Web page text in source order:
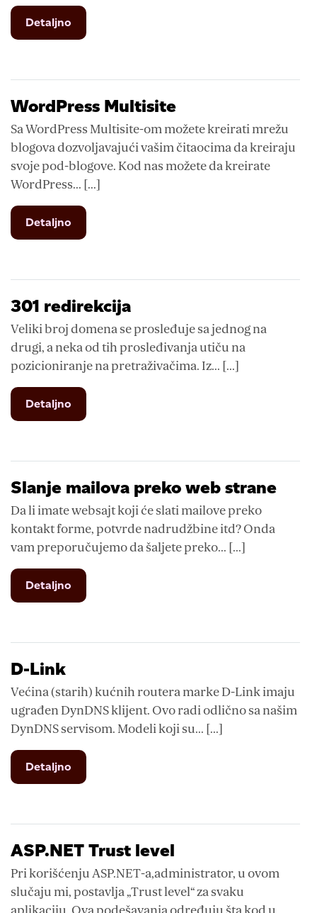
Detaljno
Promena
WordPress Multisite
Sa WordPress Multisite-om možete kreirati mrežu
blogova dozvoljavajući vašim čitaocima da kreiraju
svoje pod-blogove. Kod nas možete da kreirate
WordPress... [...]
Detaljno
WordPress
301 redirekcija
Veliki broj domena se prosleđuje sa jednog na
drugi, a neka od tih prosleđivanja utiču na
pozicioniranje na pretraživačima. Iz... [...]
Detaljno
301
Slanje mailova preko web strane
Da li imate websajt koji će slati mailove preko
kontakt forme, potvrde nadrudžbine itd? Onda
vam preporučujemo da šaljete preko... [...]
Detaljno
Slanje
web
D-Link
Većina (starih) kućnih routera marke D-Link imaju
ugrađen DynDNS klijent. Ovo radi odlično sa našim
DynDNS servisom. Modeli koji su... [...]
Detaljno
D-
ASP.NET Trust level
Pri korišćenju ASP.NET-a,administrator, u ovom
slučaju mi, postavlja „Trust level“ za svaku